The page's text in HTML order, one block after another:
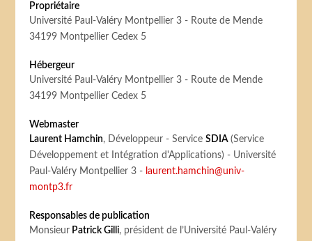
Propriétaire
Université Paul-Valéry Montpellier 3 - Route de Mende
34199 Montpellier Cedex 5
Hébergeur
Université Paul-Valéry Montpellier 3 - Route de Mende
34199 Montpellier Cedex 5
Webmaster
Laurent Hamchin, Développeur - ServiceSDIA(Service
Développement et Intégration d'Applications) - Université
Paul-Valéry Montpellier 3 - laurent.hamchin@univ-
montp3.fr
Responsables de publication
Monsieur Patrick Gilli, président de l’Université Paul-Valéry